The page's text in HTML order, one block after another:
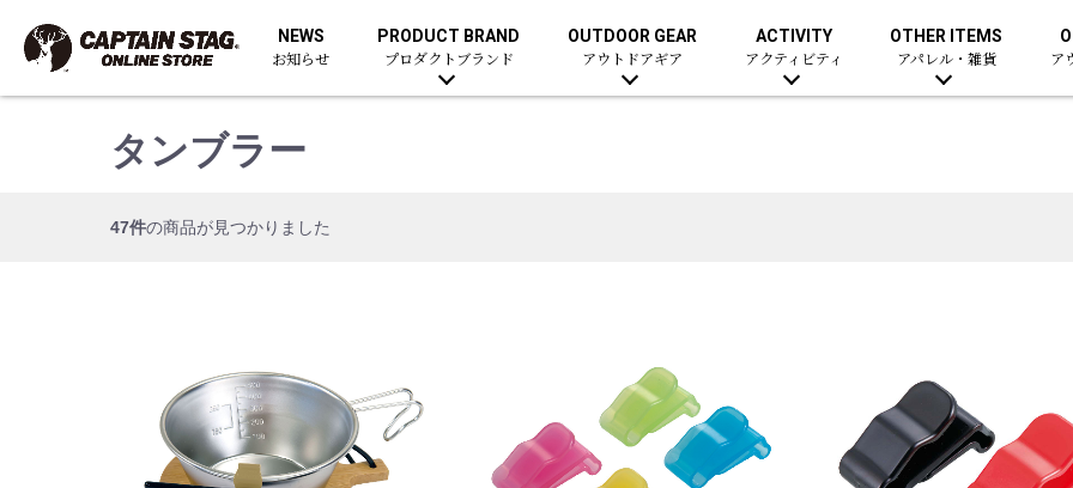
NEWS
お知らせ
PRODUCT BRAND
プロダクトブランド
OUTDOOR GEAR
アウトドアギア
ACTIVITY
アクティビティ
OTHER ITEMS
アパレル・雑貨 ア
タンブラー
47件の商品が見つかりました